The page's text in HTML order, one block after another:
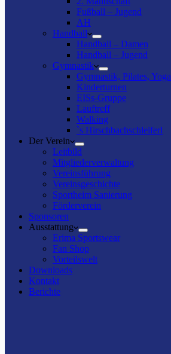
Fußball – Jugend
AH
Handball
Handball – Damen
Handball – Jugend
Gymnastik
Gymnastik, Pilates, Yoga
Kinderturnen
EISs-Gruppe
Lauftreff
Walking
`s Hirschbachschleiferl
Der Verein
Leitbild
Mitgliederverwaltung
Vereinsführung
Vereinsgeschichte
Sportheim Sanierung
Förderverein
Sponsoren
Ausstattung
Erima Sportswear
Fan Shop
Vorteilswelt
Downloads
Kontakt
Berichte